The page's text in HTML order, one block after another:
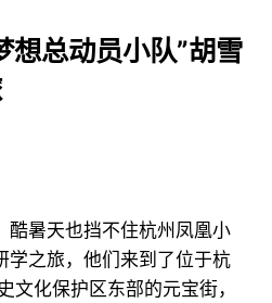
想总动员小队”胡雪
酷暑天也挡不住杭州凤凰小
学之旅，他们来到了位于杭
文化保护区东部的元宝街，